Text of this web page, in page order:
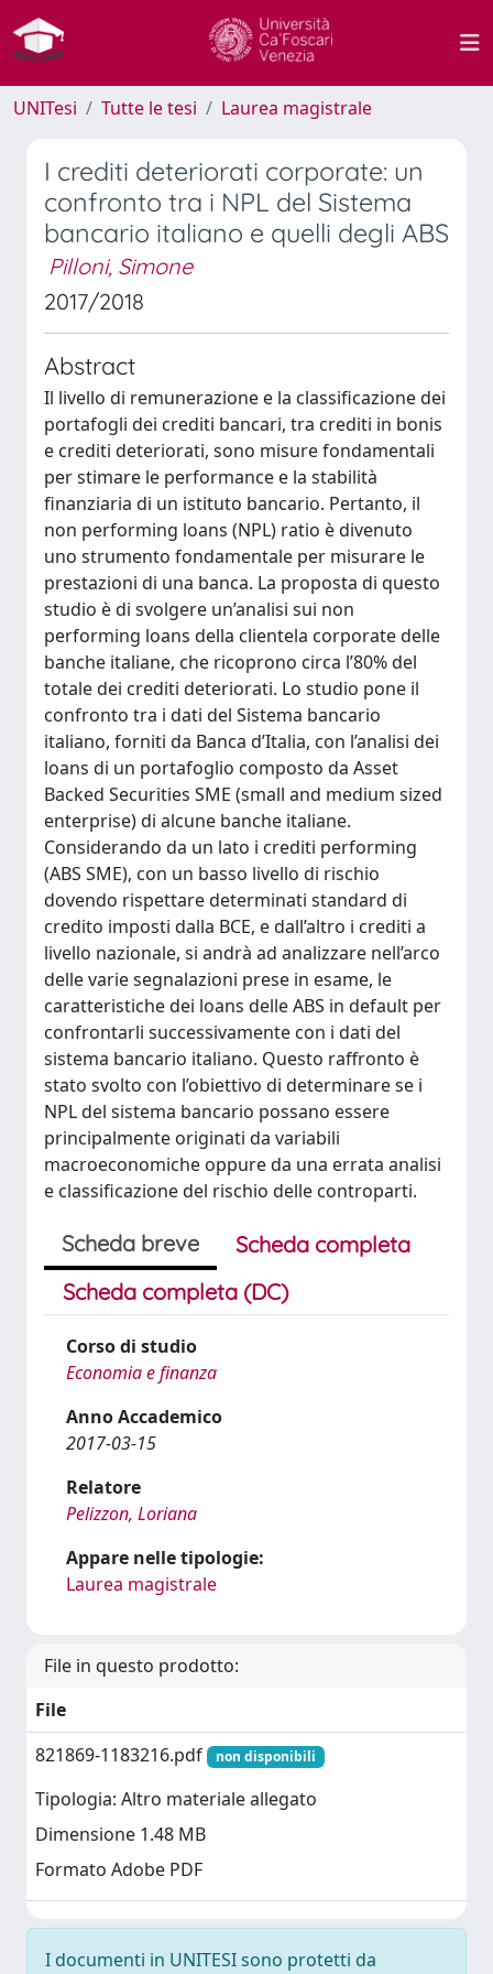
UNITesi Tutte le tesi Laurea magistrale
I crediti deteriorati corporate: un
confronto tra i NPL del Sistema
bancario italiano e quelli degli ABS
Pilloni, Simone
2017/2018
Abstract
Il livello di remunerazione e la classificazione dei
portafogli dei crediti bancari, tra crediti in bonis
e crediti deteriorati, sono misure fondamentali
per stimare le performance e la stabilità
finanziaria di un istituto bancario. Pertanto, il
non performing loans (NPL) ratio è divenuto
uno strumento fondamentale per misurare le
prestazioni di una banca. La proposta di questo
studio è di svolgere un’analisi sui non
performing loans della clientela corporate delle
banche italiane, che ricoprono circa l’80% del
totale dei crediti deteriorati. Lo studio pone il
confronto tra i dati del Sistema bancario
italiano, forniti da Banca d’Italia, con l’analisi dei
loans di un portafoglio composto da Asset
Backed Securities SME (small and medium sized
enterprise) di alcune banche italiane.
Considerando da un lato i crediti performing
(ABS SME), con un basso livello di rischio
dovendo rispettare determinati standard di
credito imposti dalla BCE, e dall’altro i crediti a
livello nazionale, si andrà ad analizzare nell’arco
delle varie segnalazioni prese in esame, le
caratteristiche dei loans delle ABS in default per
confrontarli successivamente con i dati del
sistema bancario italiano. Questo raffronto è
stato svolto con l’obiettivo di determinare se i
NPL del sistema bancario possano essere
principalmente originati da variabili
macroeconomiche oppure da una errata analisi
e classificazione del rischio delle controparti.
Scheda breve
Scheda completa
Scheda completa (DC)
Corso di studio
Economia e finanza
Anno Accademico
2017-03-15
Relatore
Pelizzon, Loriana
Appare nelle tipologie:
Laurea magistrale
File in questo prodotto:
File
821869-1183216.pdf
non disponibili
Tipologia: Altro materiale allegato
Dimensione 1.48 MB
Formato Adobe PDF
I documenti in UNITESI sono protetti da